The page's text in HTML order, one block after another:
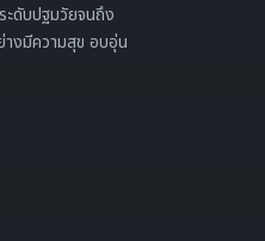
ดับปฐมวัยจนถึง
างมีความสุข อบอุ่น